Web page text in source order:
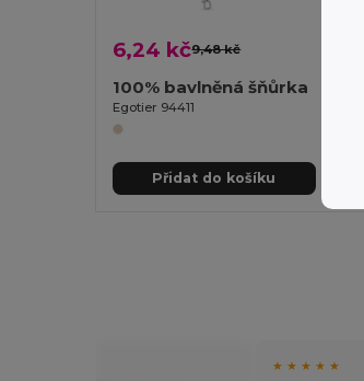
6,24 kč9,48 kč
100% bavlněná šňůrka
Egotier 94411
Přidat do košíku
★ ★ ★ ★ ★